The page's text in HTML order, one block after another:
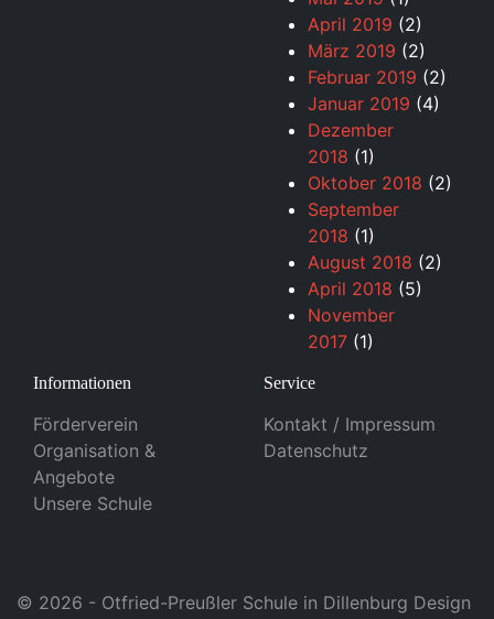
April 2019 (2)
März 2019 (2)
Februar 2019 (2)
Januar 2019 (4)
Dezember
2018 (1)
Oktober 2018 (2)
September
2018 (1)
August 2018 (2)
April 2018 (5)
November
2017 (1)
Informationen
Förderverein
Organisation &
Angebote
Unsere Schule
Service
Kontakt / Impressum
Datenschutz
© 2026 - Otfried-Preußler Schule in Dillenburg Design